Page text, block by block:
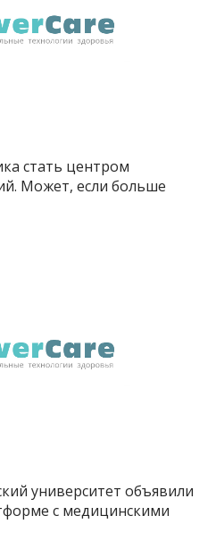
стать центром
Может, если больше
университет объявили
с медицинскими